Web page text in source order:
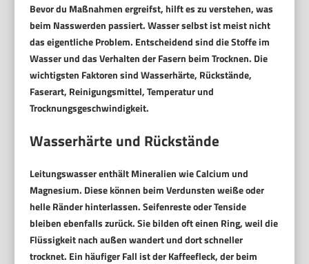
Bevor du Maßnahmen ergreifst, hilft es zu verstehen, was
beim Nasswerden passiert. Wasser selbst ist meist nicht
das eigentliche Problem. Entscheidend sind die Stoffe im
Wasser und das Verhalten der Fasern beim Trocknen. Die
wichtigsten Faktoren sindWasserhärte, Rückstände,
Faserart, Reinigungsmittel, Temperatur und
Trocknungsgeschwindigkeit.
Wasserhärte und Rückstände
Leitungswasser enthält Mineralien wie Calcium und
Magnesium. Diese können beim Verdunsten weiße oder
helle Ränder hinterlassen. Seifenreste oder Tenside
bleiben ebenfalls zurück. Sie bilden oft einen Ring, weil die
Flüssigkeit nach außen wandert und dort schneller
trocknet. Ein häufiger Fall ist der Kaffeefleck, der beim